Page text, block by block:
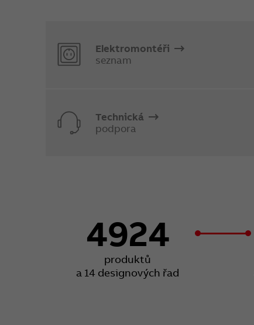
Elektromontéři
seznam
Technická
podpora
4924
produktů
a 14 designových řad